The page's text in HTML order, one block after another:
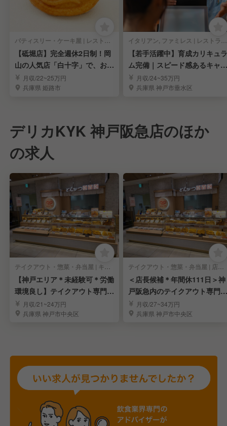
パティスリー・ケーキ屋 | レストランサービス・ホールスタッフ
【砥堀店】完全週休2日制！岡
山の人気店「白十字」で、お菓
子と笑顔を届ける
月収/22~25万円
兵庫県 姫路市
イタリアン, ファミレス | レストランサービス・ホールスタッフ
【若手活躍中】育成カリキュラ
ム完備｜スピード感あるキャリ
アアップを実現
月収/24~35万円
兵庫県 神戸市垂水区
デリカKYK 神戸阪急店のほか
の求人
テイクアウト・惣菜・弁当屋 | キッチンスタッフ
【神戸エリア＊未経験可＊労働
環境良し】テイクアウト専門店
のスタッフを募集！
月収/21~24万円
兵庫県 神戸市中央区
テイクアウト・惣菜・弁当屋 | 店長・店長候補
＜店長候補＊年間休111日＞神
戸阪急内のテイクアウト専門店
「デリカKYK」
月収/27~34万円
兵庫県 神戸市中央区